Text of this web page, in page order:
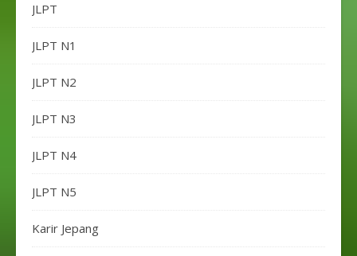
JLPT
JLPT N1
JLPT N2
JLPT N3
JLPT N4
JLPT N5
Karir Jepang